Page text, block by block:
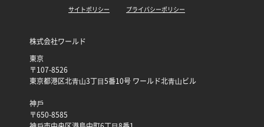
サイトポリシー プライバシーポリシー
株式会社ワールド
東京
〒107-8526
東京都港区北⻘⼭3丁⽬5番10号 ワールド北⻘⼭ビル
神⼾
〒650-8585